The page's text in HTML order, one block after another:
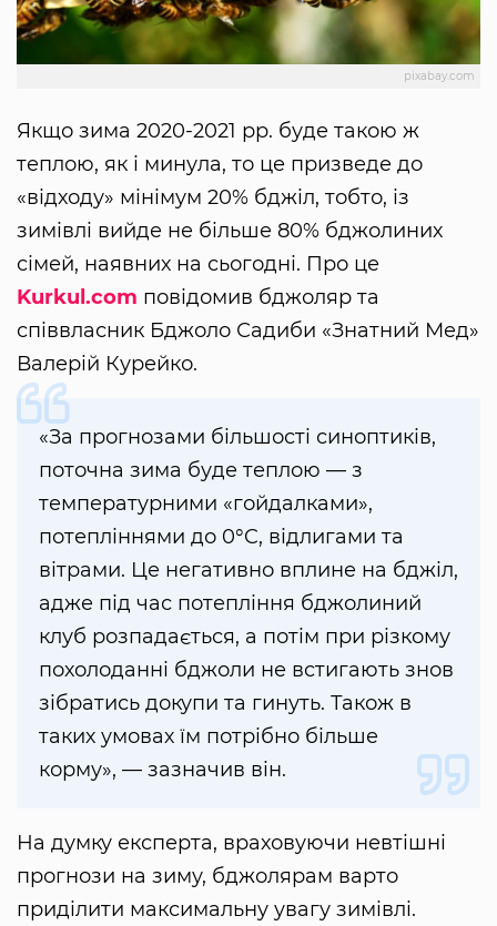
pixabay.com
Якщо зима 2020-2021 рр. буде такою ж
теплою, як і минула, то це призведе до
«відходу» мінімум 20% бджіл, тобто, із
зимівлі вийде не більше 80% бджолиних
сімей, наявних на сьогодні. Про це
Kurkul.com повідомив бджоляр та
співвласник Бджоло Садиби «Знатний Мед»
Валерій Курейко.
«За прогнозами більшості синоптиків,
поточна зима буде теплою — з
температурними «гойдалками»,
потепліннями до 0°C, відлигами та
вітрами. Це негативно вплине на бджіл,
адже під час потепління бджолиний
клуб розпадається, а потім при різкому
похолоданні бджоли не встигають знов
зібратись докупи та гинуть. Також в
таких умовах їм потрібно більше
корму», — зазначив він.
На думку експерта, враховуючи невтішні
прогнози на зиму, бджолярам варто
приділити максимальну увагу зимівлі.